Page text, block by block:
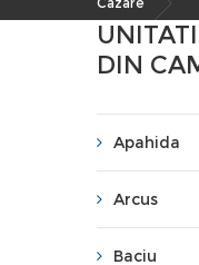
DIN
Apahida
Arcus
Baciu